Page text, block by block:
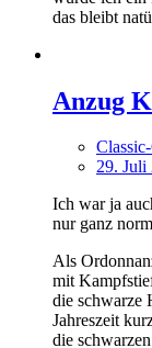
das bleibt
Anzug
29. Juli
Ich war ja
nur ganz
Als
mit
die schwarze
Jahreszeit
die